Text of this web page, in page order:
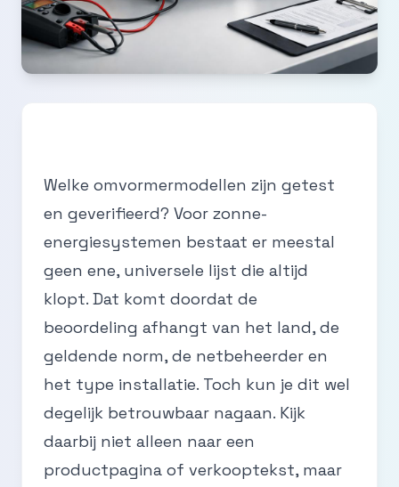
Welke omvormermodellen zijn getest
en geverifieerd? Voor zonne-
energiesystemen bestaat er meestal
geen ene, universele lijst die altijd
klopt. Dat komt doordat de
beoordeling afhangt van het land, de
geldende norm, de netbeheerder en
het type installatie. Toch kun je dit wel
degelijk betrouwbaar nagaan. Kijk
daarbij niet alleen naar een
productpagina of verkooptekst, maar